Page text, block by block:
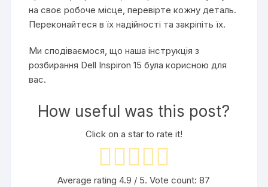
на своє робоче місце, перевірте кожну деталь.
Переконайтеся в їх надійності та закріпіть їх.
Ми сподіваємося, що наша інструкція з
розбирання Dell Inspiron 15 була корисною для
вас.
How useful was this post?
Click on a star to rate it!
Average rating4.9 / 5. Vote count:87